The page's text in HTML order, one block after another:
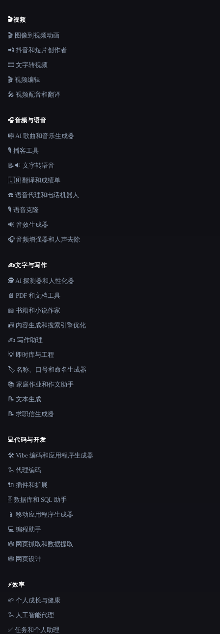
🎬视频
🎬 图像到视频动画
📲 抖音和短片创作者
🎞️ 文字转视频
🎬 视频编辑
🎤 视频配音和翻译
🎧音频与语音
🎼 AI 歌曲和音乐生成器
🎙️ 播客工具
📝🔉 文字转语音
🇺🇳 翻译和成绩单
☎️ 语音代理和电话机器人
🎙️ 语音克隆
🔊 音效生成器
🎧 音频增强器和人声去除
✍️文字与写作
🕵️ AI 探测器和人性化器
📄 PDF 和文档工具
📖 书籍和小说作家
📠 内容生成和搜索引擎优化
✍️ 写作助理
💡 即时库与工程
🏷️ 名称、口号和命名生成器
📚 家庭作业和作文助手
📝 文本生成
📝 求职信生成器
💻代码与开发
🛠️ Vibe 编码和应用程序生成器
🦾 代理编码
🔌 插件和扩展
🗄️ 数据库和 SQL 助手
📱 移动应用程序生成器
💻 编程助手
🕸️ 网页抓取和数据提取
🕸 网页设计
⚡效率
🌱 个人成长与健康
🦾 人工智能代理
✅ 任务和个人助理